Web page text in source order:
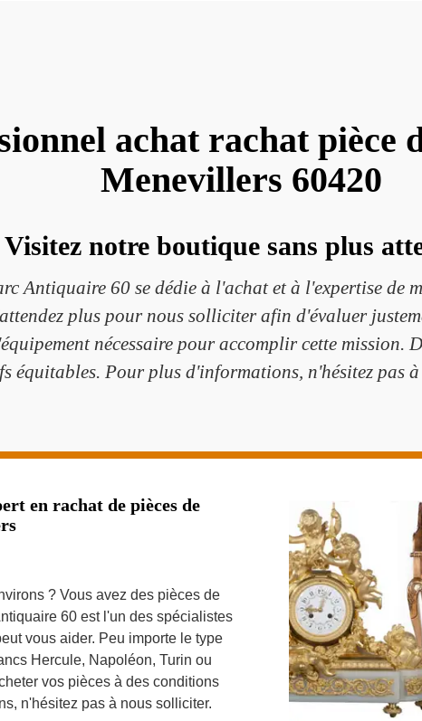
achat rachat pièce
Menevillers 60420
Visitez notre boutique sans plus
Antiquaire 60 se dédie à l'achat et à l'expertise de
plus pour nous solliciter afin d'évaluer
nécessaire pour accomplir cette mission.
équitables. Pour plus d'informations, n'hésitez pas
en rachat de pièces de
? Vous avez des pièces de
60 est l'un des spécialistes
vous aider. Peu importe le type
Hercule, Napoléon, Turin ou
vos pièces à des conditions
n'hésitez pas à nous solliciter.